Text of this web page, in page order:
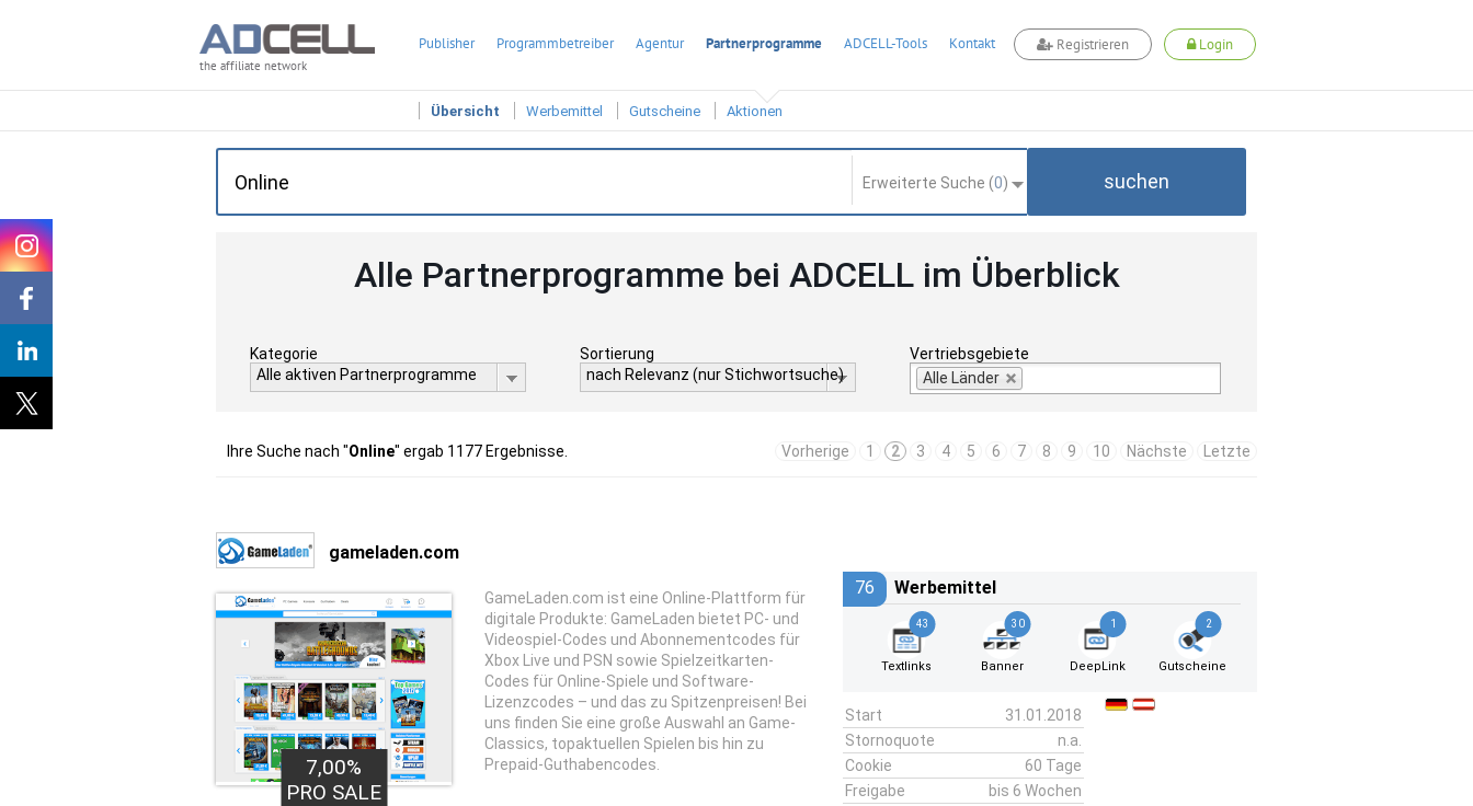
the affiliate network
Publisher Programmbetreiber Agentur Partnerprogramme ADCELL-Tools Kontakt Registrieren Login
Übersicht Werbemittel Gutscheine Aktionen
Erweiterte Suche (0) suchen
Alle Partnerprogramme bei ADCELL im Überblick
Kategorie
Alle aktiven Partnerprogramme
Sortierung
nach Relevanz (nur Stichwortsuche)
Vertriebsgebiete
Alle Länder
Ihre Suche nach "Online" ergab 1177 Ergebnisse. Vorherige 1 2 3 4 5 6 7 8 9 10 Nächste Letzte
gameladen.com
7,00%
PRO SALE
GameLaden.com ist eine Online-Plattform für
digitale Produkte: GameLaden bietet PC- und
Videospiel-Codes und Abonnementcodes für
Xbox Live und PSN sowie Spielzeitkarten-
Codes für Online-Spiele und Software-
Lizenzcodes – und das zu Spitzenpreisen! Bei
uns finden Sie eine große Auswahl an Game-
Classics, topaktuellen Spielen bis hin zu
Prepaid-Guthabencodes.
76 Werbemittel
43
Textlinks
30
Banner
1
DeepLink
2
Gutscheine
Start
31.01.2018
Stornoquote
n.a.
Cookie
60 Tage
Freigabe
bis 6 Wochen